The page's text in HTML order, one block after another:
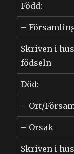
Född:
–
Skriven i
födseln
Död:
– Ort/
– Orsak
Skriven i